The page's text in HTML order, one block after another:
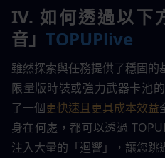
IV. 如何透過以下
音」 TOPUPlive
雖然探索與任務提供了穩固
限量版時裝或強力武器卡池
了一個更快速且更具成本效益
身在何處，都可以透過
注入大量的「迴響」，讓您